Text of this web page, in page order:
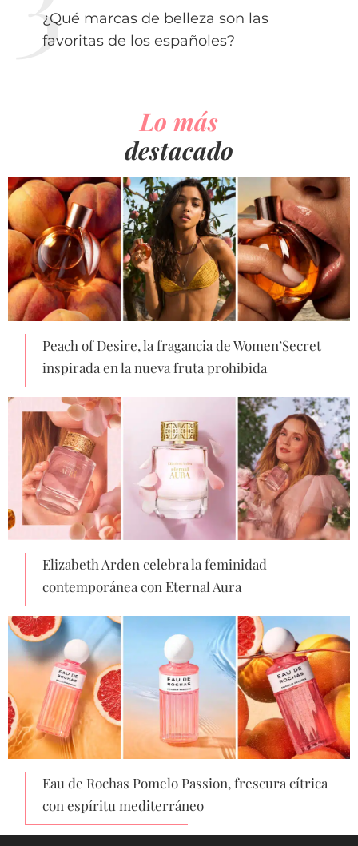
¿Qué marcas de belleza son las
favoritas de los españoles?
Lo más
destacado
Peach of Desire, la fragancia de Women’Secret
inspirada en la nueva fruta prohibida
Elizabeth Arden celebra la feminidad
contemporánea con Eternal Aura
Eau de Rochas Pomelo Passion, frescura cítrica
con espíritu mediterráneo